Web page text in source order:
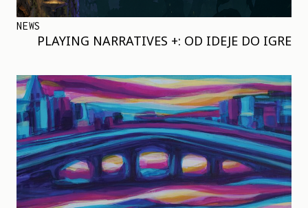
NEWS
PLAYING NARRATIVES +: OD IDEJE DO IGRE